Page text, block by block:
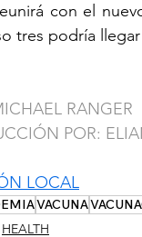
con el
tres podría
RANGER
POR:
LOCAL
VACUNA
HEALTH